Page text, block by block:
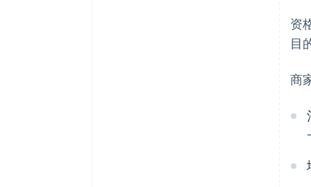
资
目
商